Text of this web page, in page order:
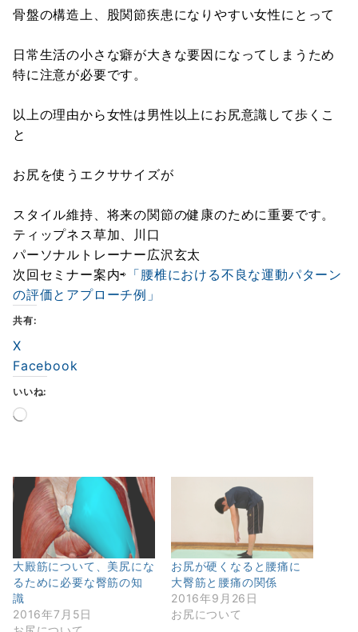
骨盤の構造上、股関節疾患になりやすい女性にとって
日常生活の小さな癖が大きな要因になってしまうため
特に注意が必要です。
以上の理由から女性は男性以上にお尻意識して歩くこ
と
お尻を使うエクササイズが
スタイル維持、将来の関節の健康のために重要です。
ティップネス草加、川口
パーソナルトレーナー広沢玄太
次回セミナー案内⇨ 「腰椎における不良な運動パターン
の評価とアプローチ例」
共有:
X
Facebook
いいね:
読
中…
大殿筋について、美尻にな
るために必要な臀筋の知
識
2016年7月5日
お尻が硬くなると腰痛に
大臀筋と腰痛の関係
2016年9月26日
お尻について